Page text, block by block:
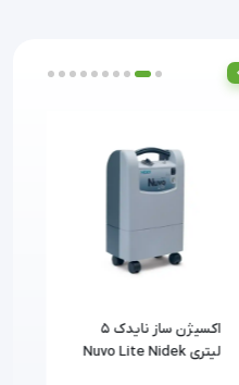
اکسیژن ساز نایدک 5
لیتری Nuvo Lite Nidek